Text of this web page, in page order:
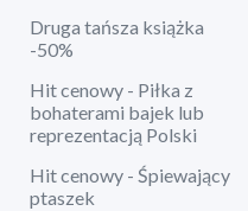
Druga tańsza książka
-50%
Hit cenowy - Piłka z
bohaterami bajek lub
reprezentacją Polski
Hit cenowy - Śpiewający
ptaszek